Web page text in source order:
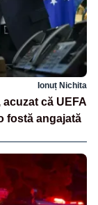
Ionuț Nichita
că UEFA
fostă angajată